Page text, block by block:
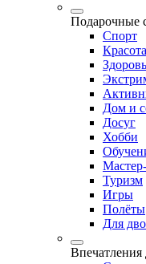
Подарочные
Спорт
Красота
Дом и
Досуг
Хобби
Туризм
Игры
Полёты
Для
Впечатления